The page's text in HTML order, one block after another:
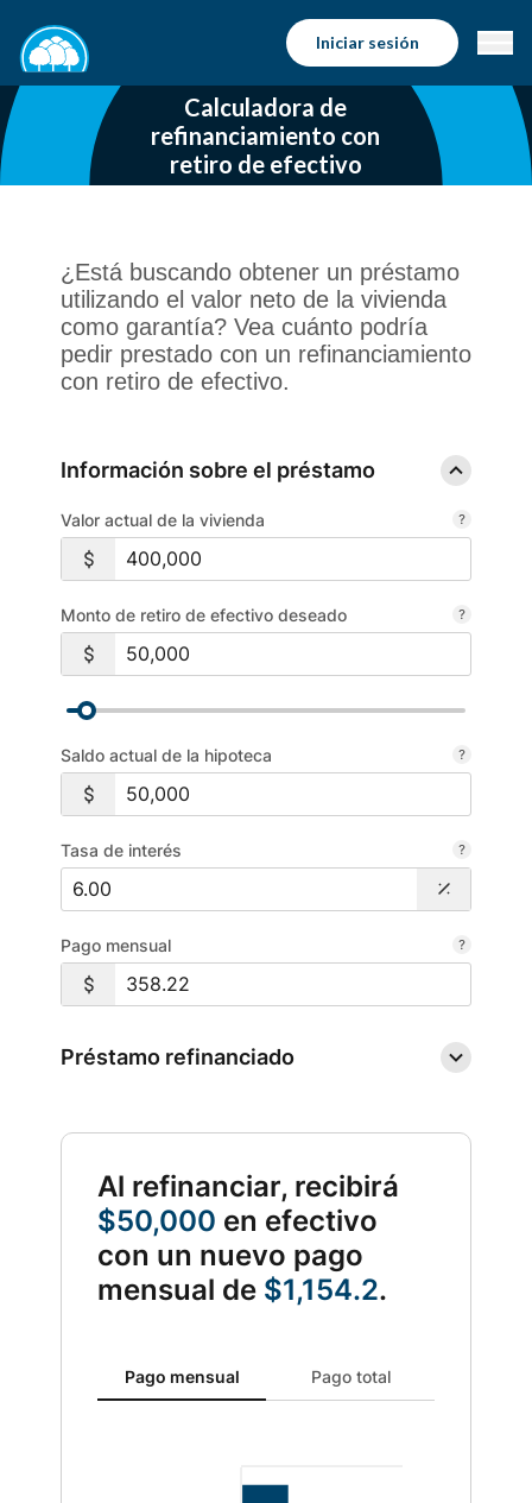
Iniciar sesión
Calculadora de
refinanciamiento con
retiro de efectivo
¿Está buscando obtener un préstamo
utilizando el valor neto de la vivienda
como garantía? Vea cuánto podría
pedir prestado con un refinanciamiento
con retiro de efectivo.
Información sobre el préstamo
Valor actual de la vivienda
Monto de retiro de efectivo deseado
Saldo actual de la hipoteca
Tasa de interés
Pago mensual
Préstamo refinanciado
Al refinanciar, recibirá
$50,000 en efectivo
con un nuevo pago
mensual de $1,154.2.
Se actualizó el pago mensual. Gráfico de barras que
Pago mensual Pago total